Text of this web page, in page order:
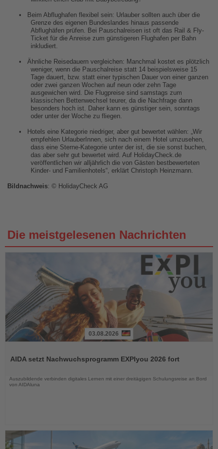
•
Beim Abflughafen flexibel sein: Urlauber sollten auch über die
Grenze des eigenen Bundeslandes hinaus passende
Abflughäfen prüfen. Bei Pauschalreisen ist oft das Rail & Fly-
Ticket für die Anreise zum günstigeren Flughafen per Bahn
inkludiert.
•
Ähnliche Reisedauern vergleichen: Manchmal kostet es plötzlich
weniger, wenn die Pauschalreise statt 14 beispielsweise 15
Tage dauert, bzw. statt einer typischen Dauer von einer ganzen
oder zwei ganzen Wochen auf neun oder zehn Tage
ausgewichen wird. Die Flugpreise sind samstags zum
klassischen Bettenwechsel teurer, da die Nachfrage dann
besonders hoch ist. Daher kann es günstiger sein, sonntags
oder unter der Woche zu fliegen.
•
Hotels eine Kategorie niedriger, aber gut bewertet wählen: „Wir
empfehlen UrlauberInnen, sich nach einem Hotel umzusehen,
dass eine Sterne-Kategorie unter der ist, die sie sonst buchen,
das aber sehr gut bewertet wird. Auf HolidayCheck.de
veröffentlichen wir alljährlich die von Gästen bestbewerteten
Kinder- und Familienhotels“, erklärt Christoph Heinzmann.
Bildnachweis: © HolidayCheck AG
Die meistgelesenen Nachrichten
die
03.08.2026
AIDA setzt Nachwuchsprogramm EXPIyou 2026 fort
Auszubildende verbinden digitales Lernen mit einer dreitägigen Schulungsreise an Bord
von AIDAluna